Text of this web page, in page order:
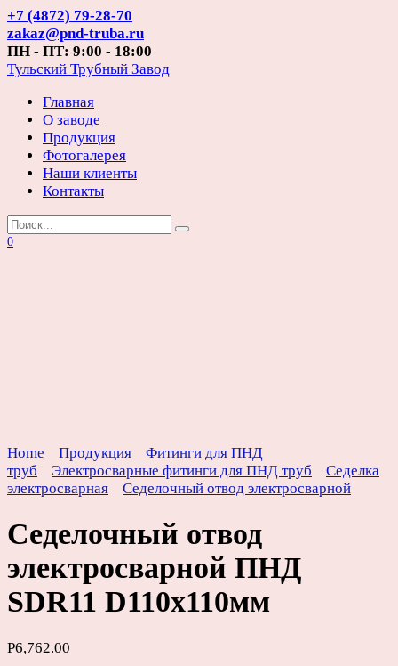
Перейти
к
содержанию
+7 (4872) 79-28-70
zakaz@pnd-truba.ru
ПН - ПТ: 9:00 - 18:00
Тульский Трубный Завод
Главная
О заводе
Продукция
Фотогалерея
Наши клиенты
Контакты
Search
for:
0
Home Продукция
Фитинги для ПНД
труб
Электросварные фитинги для ПНД труб
Седелка
электросварная
Седелочный отвод электросварной
Седелочный отвод
электросварной ПНД
SDR11 D110х110мм
Р6,762.00